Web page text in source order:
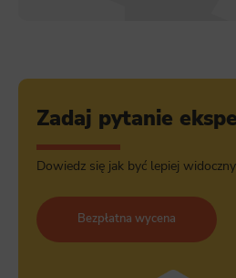
Zadaj pytanie
Dowiedz się jak być lepiej
Bezpłatna wycena